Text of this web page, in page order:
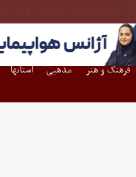
فرهنگ و هنر مذهبی استانها